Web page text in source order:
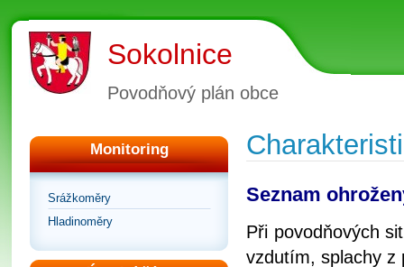
Sokolnice
Povodňový plán obce
Monitoring
Srážkoměry
Hladinoměry
Seznam
Při povodňových
vzdutím, splachy z